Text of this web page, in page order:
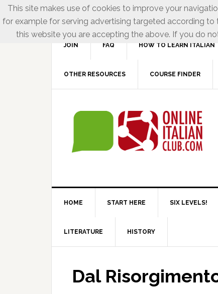
JOIN FAQ HOW TO LEARN ITALIAN
OTHER RESOURCES COURSE FINDER
HOME START HERE SIX LEVELS!
LITERATURE HISTORY
Dal
This site makes use of cookies to improve your
for example for serving advertising targeted according
this website you are accepting the above. If you do